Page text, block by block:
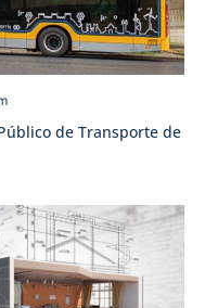
de Transporte de